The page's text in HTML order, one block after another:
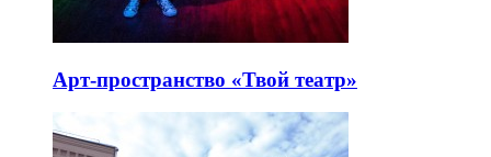
Арт-пространство «Твой театр»